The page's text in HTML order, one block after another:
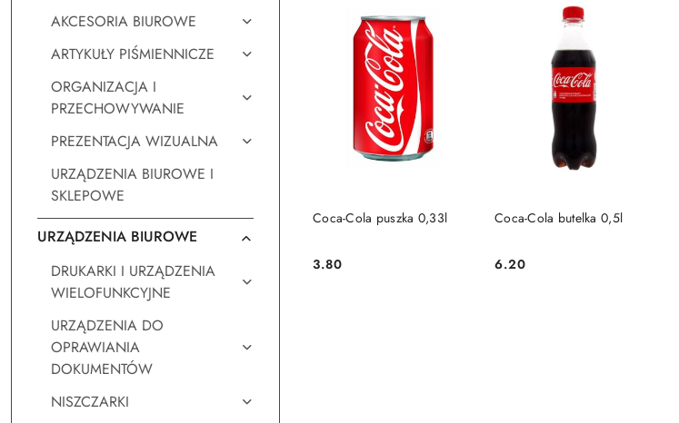
AKCESORIA BIUROWE
ARTYKUŁY PIŚMIENNICZE
ORGANIZACJA I
PRZECHOWYWANIE
PREZENTACJA WIZUALNA
URZĄDZENIA BIUROWE I
SKLEPOWE
URZĄDZENIA BIUROWE
DRUKARKI I URZĄDZENIA
WIELOFUNKCYJNE
URZĄDZENIA DO
OPRAWIANIA
DOKUMENTÓW
NISZCZARKI
(rosnąco).
Coca-Cola puszka 0,33l
Cena:
3.80
DO KOSZYKA Coca-Cola butelka 0,5l
Cena:
6.20
DO KOSZYKA